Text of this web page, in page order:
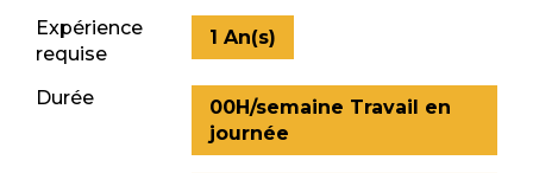
Expérience
requise
1 An(s)
Durée
00H/semaine Travail en
journée